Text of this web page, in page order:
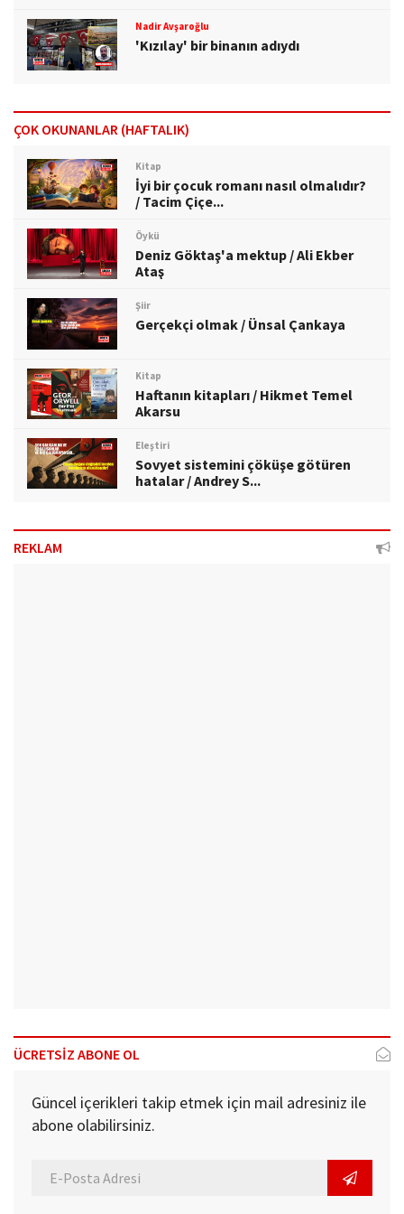
Nadir Avşaroğlu
'Kızılay' bir binanın adıydı
ÇOK OKUNANLAR (HAFTALIK)
Kitap
İyi bir çocuk romanı nasıl olmalıdır?
/ Tacim Çiçe...
Öykü
Deniz Göktaş'a mektup / Ali Ekber
Ataş
Şiir
Gerçekçi olmak / Ünsal Çankaya
Kitap
Haftanın kitapları / Hikmet Temel
Akarsu
Eleştiri
Sovyet sistemini çöküşe götüren
hatalar / Andrey S...
REKLAM
ÜCRETSİZ ABONE OL
Güncel içerikleri takip etmek için mail adresiniz ile
abone olabilirsiniz.